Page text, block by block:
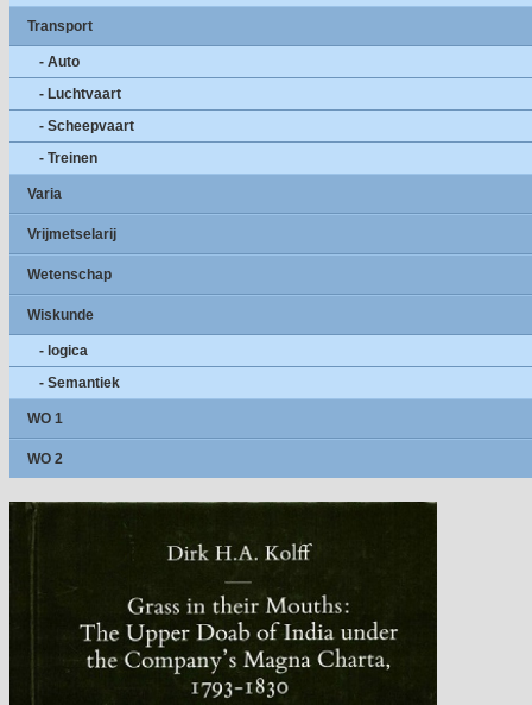
Transport
- Auto
- Luchtvaart
- Scheepvaart
- Treinen
Varia
Vrijmetselarij
Wetenschap
Wiskunde
- logica
- Semantiek
WO 1
WO 2